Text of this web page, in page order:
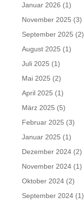
Januar 2026 (1)
November 2025 (3)
September 2025 (2)
August 2025 (1)
Juli 2025 (1)
Mai 2025 (2)
April 2025 (1)
März 2025 (5)
Februar 2025 (3)
Januar 2025 (1)
Dezember 2024(2)
November 2024(1)
Oktober 2024(2)
September 2024(1)